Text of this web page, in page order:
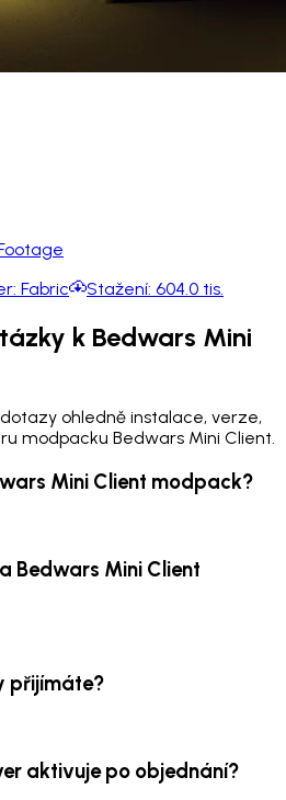
Fabric Stažení: 604.0 tis.
k Bedwars Mini
ohledně instalace, verze,
modpacku Bedwars Mini Client.
Mini Client modpack?
Bedwars Mini Client
přijímáte?
aktivuje po objednání?